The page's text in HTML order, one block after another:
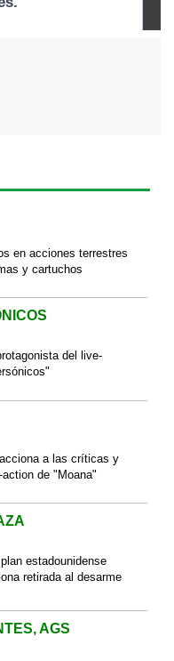
en acciones terrestres
y cartuchos
del live-
a las críticas y
de "Moana"
estadounidense
retirada al desarme
AGS